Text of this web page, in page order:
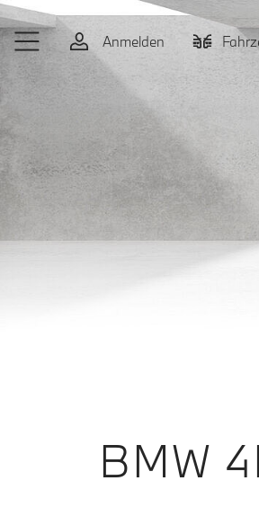
Zum Hauptinhalt springen
Anmelden
BMW